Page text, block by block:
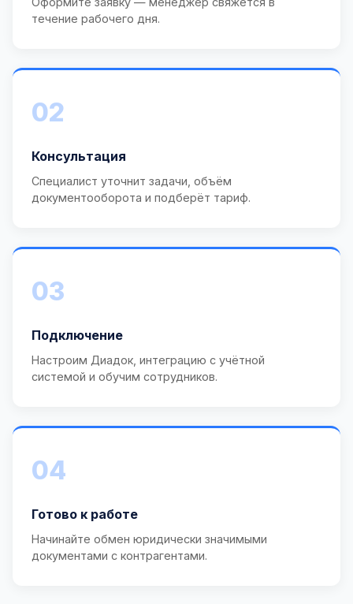
течение рабочего дня.
02
Консультация
Специалист уточнит задачи, объём
документооборота и подберёт тариф.
03
Подключение
Настроим Диадок, интеграцию с учётной
системой и обучим сотрудников.
04
Готово к работе
Начинайте обмен юридически значимыми
документами с контрагентами.